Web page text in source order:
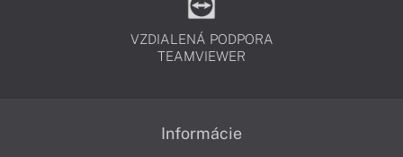
VZDIALENÁ PODPORA
TEAMVIEWER
Informácie